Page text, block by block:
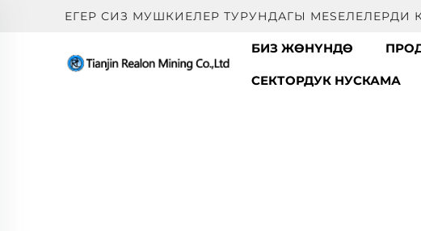
ЕГЕР СИЗ МУШКИЕЛЕР ТУРУНДАГЫ
БИЗ ЖӨНҮНДӨ
СЕКТОРДУК НУСКАМА